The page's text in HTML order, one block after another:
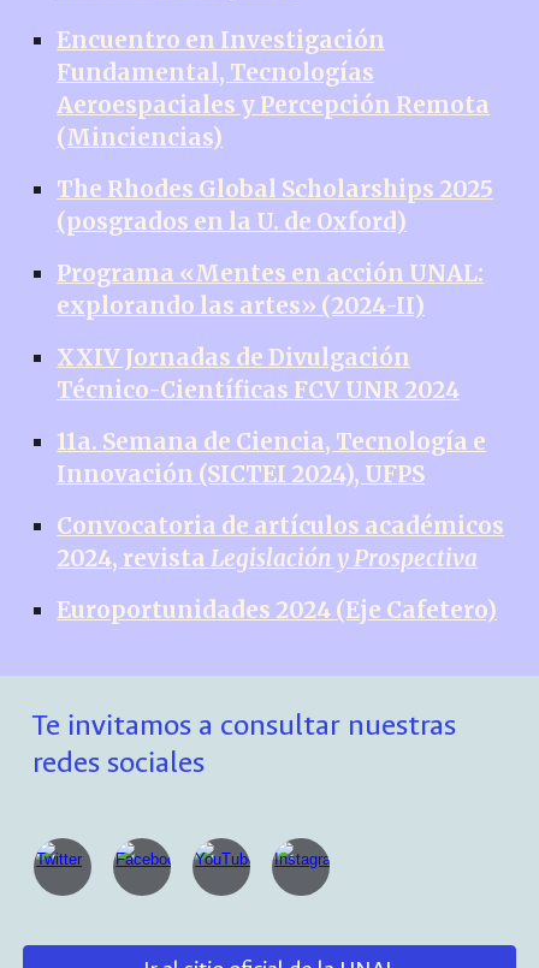
Encuentro en Investigación
Fundamental, Tecnologías
Aeroespaciales y Percepción Remota
(Minciencias)
The Rhodes Global Scholarships 2025
(posgrados en la U. de Oxford)
Programa «Mentes en acción UNAL:
explorando las artes» (2024-II)
XXIV Jornadas de Divulgación
Técnico-Científicas FCV UNR 2024
11a. Semana de Ciencia, Tecnología e
Innovación (SICTEI 2024), UFPS
Convocatoria de artículos académicos
2024, revistaLegislación y Prospectiva
Europortunidades 2024 (Eje Cafetero)
Te invitamos a consultar nuestras
redes sociales